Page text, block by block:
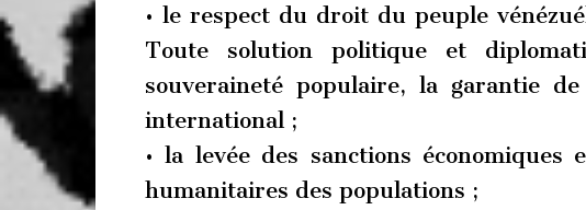
• le respect du droit du peuple
Toute solution politique et
souveraineté populaire, la garantie
international ;
• la levée des sanctions économiques
humanitaires des populations ;